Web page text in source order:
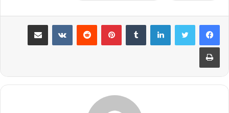
لینکدین ‫تامبلر ‫پین‌ترست‫رددیت ‫VKontakteاشتراک گذاری از طریق ایمیل
چاپ